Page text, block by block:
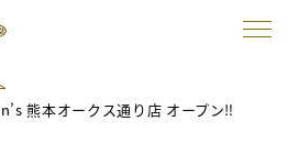
熊本オークス通り店 オープン‼